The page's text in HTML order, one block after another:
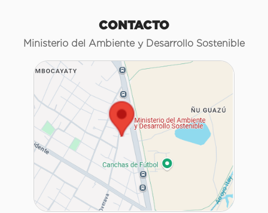
CONTACTO
Ministerio del Ambiente y Desarrollo Sostenible